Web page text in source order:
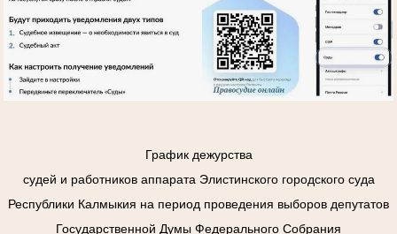
График дежурства
судей и работников аппарата Элистинского городского суда
Республики Калмыкия на период проведения выборов депутатов
Государственной Думы Федерального Собрания